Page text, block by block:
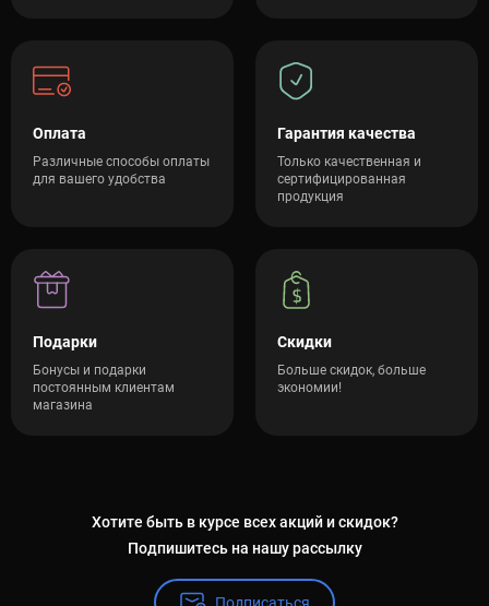
Оплата
Различные способы оплаты
для вашего удобства
Гарантия качества
Только качественная и
сертифицированная
продукция
Подарки
Бонусы и подарки
постоянным клиентам
магазина
Скидки
Больше скидок, больше
экономии!
Хотите быть в курсе всех акций и скидок?
Подпишитесь на нашу рассылку